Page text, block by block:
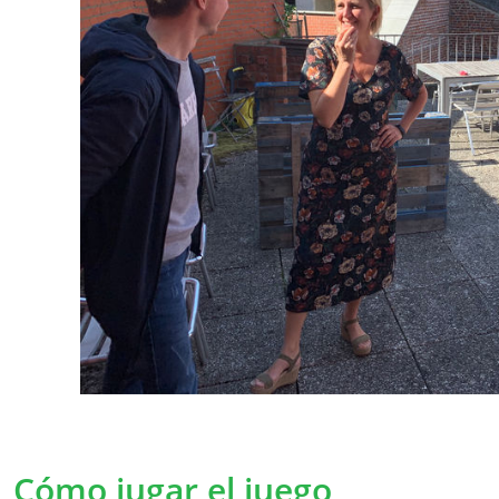
Cómo jugar el juego
Podemos ajustar nuestra política en ciertos
los términos modificados lo más
desde el momento en que se hayan
importantes, le informaremos
es necesario, le pediremos nuevamente su
Recopilación de datos
¿Por qué recopilamos sus
Recopilamos sus datos personales para
usuarios servicios aún mejores.
podemos asegurarnos de adaptar nuestros